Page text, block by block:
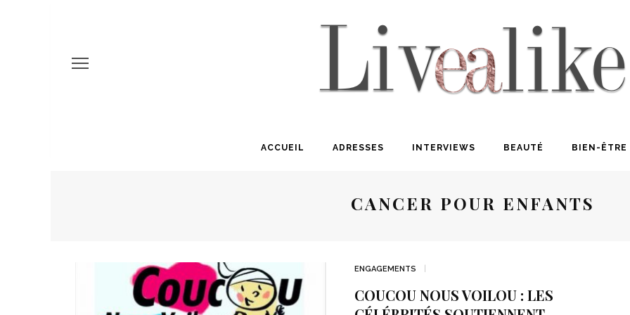
ACCUEIL ADRESSES INTERVIEWS BEAUTÉ BIEN-ÊTRE
CANCER POUR ENFANTS
ENGAGEMENTS
COUCOU NOUS VOILOU : LES